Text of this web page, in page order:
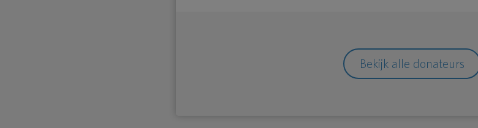
Bekijk alle donateurs